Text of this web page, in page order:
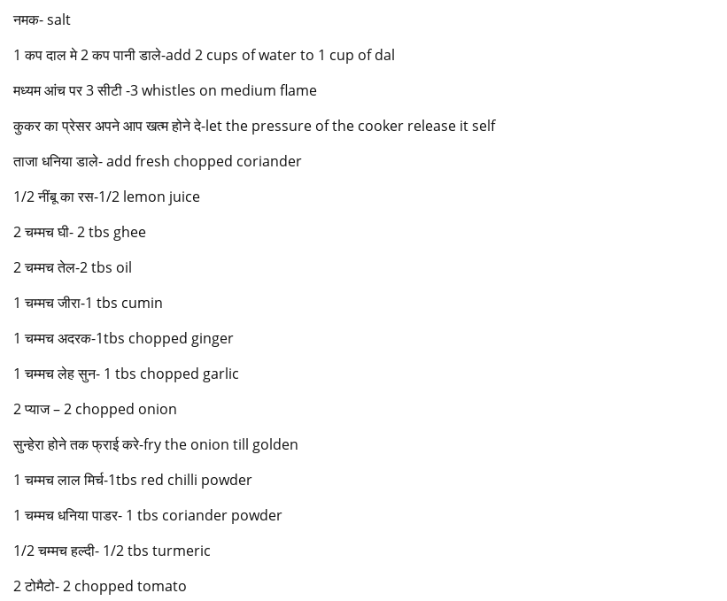
नमक- salt
1 कप दाल मे 2 कप पानी डाले-add 2 cups of water to 1 cup of dal
मध्यम आंच पर 3 सीटी -3 whistles on medium flame
कुकर का प्रेसर अपने आप खत्म होने दे-let the pressure of the cooker release it self
ताजा धनिया डाले- add fresh chopped coriander
1/2 नींबू का रस-1/2 lemon juice
2 चम्मच घी- 2 tbs ghee
2 चम्मच तेल-2 tbs oil
1 चम्मच जीरा-1 tbs cumin
1 चम्मच अदरक-1tbs chopped ginger
1 चम्मच लेह सुन- 1 tbs chopped garlic
2 प्याज – 2 chopped onion
सुन्हेरा होने तक फ्राई करे-fry the onion till golden
1 चम्मच लाल मिर्च-1tbs red chilli powder
1 चम्मच धनिया पाडर- 1 tbs coriander powder
1/2 चम्मच हल्दी- 1/2 tbs turmeric
2 टोमैटो- 2 chopped tomato